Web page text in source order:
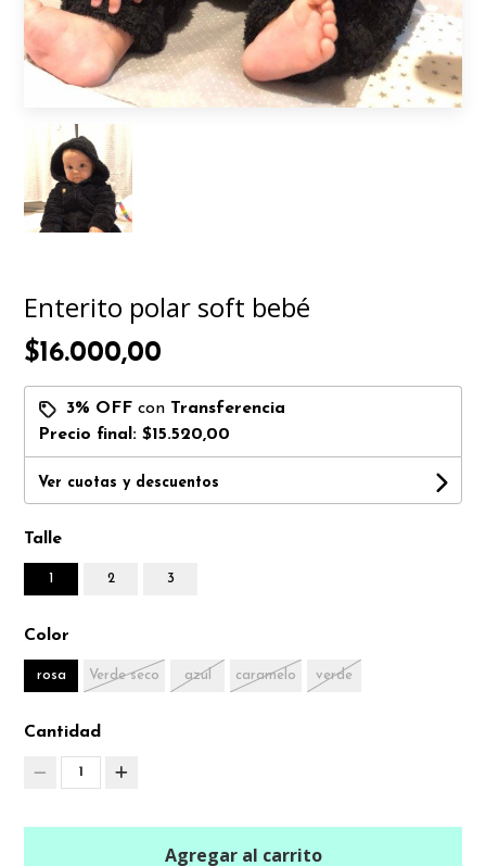
Enterito polar soft bebé
$16.000,00
3% OFF con Transferencia
Precio final:$15.520,00
Ver cuotas y descuentos
Talle
1 2 3
Color
rosa Verde seco azul caramelo verde
Cantidad
1
Agregar al carrito